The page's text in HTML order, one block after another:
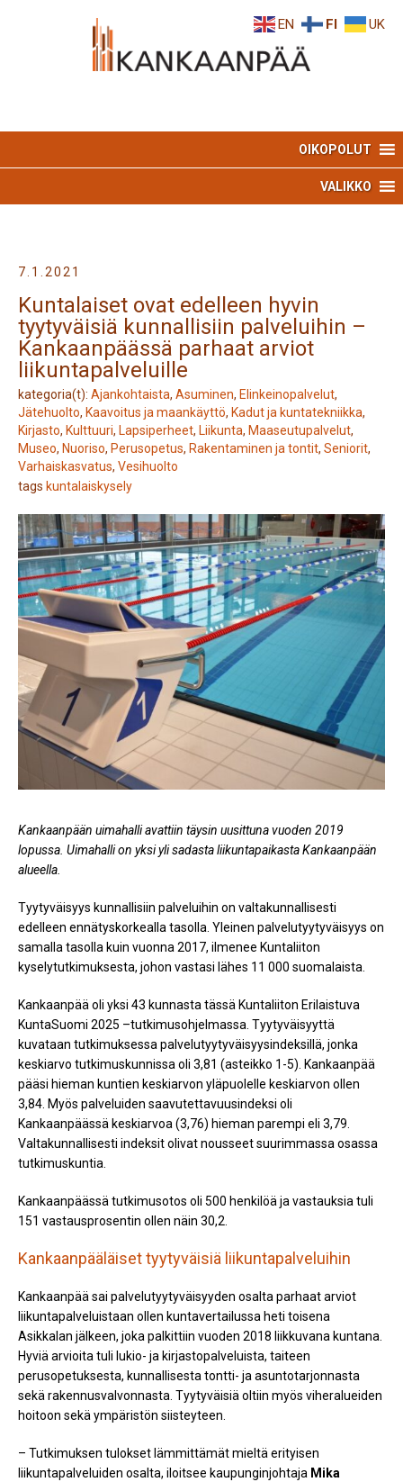
OIKOPOLUT
VALIKKO
7.1.2021
Kuntalaiset ovat edelleen hyvin
tyytyväisiä kunnallisiin palveluihin –
Kankaanpäässä parhaat arviot
liikuntapalveluille
kategoria(t): Ajankohtaista, Asuminen, Elinkeinopalvelut,
Jätehuolto, Kaavoitus ja maankäyttö, Kadut ja kuntatekniikka,
Kirjasto, Kulttuuri, Lapsiperheet, Liikunta, Maaseutupalvelut,
Museo, Nuoriso, Perusopetus, Rakentaminen ja tontit, Seniorit,
Varhaiskasvatus, Vesihuolto
tags kuntalaiskysely
Kankaanpään uimahalli avattiin täysin uusittuna vuoden 2019
lopussa. Uimahalli on yksi yli sadasta liikuntapaikasta Kankaanpään
alueella.
Tyytyväisyys kunnallisiin palveluihin on valtakunnallisesti
edelleen ennätyskorkealla tasolla. Yleinen palvelutyytyväisyys on
samalla tasolla kuin vuonna 2017, ilmenee Kuntaliiton
kyselytutkimuksesta, johon vastasi lähes 11 000 suomalaista.
Kankaanpää oli yksi 43 kunnasta tässä Kuntaliiton Erilaistuva
KuntaSuomi 2025 –tutkimusohjelmassa. Tyytyväisyyttä
kuvataan tutkimuksessa palvelutyytyväisyysindeksillä, jonka
keskiarvo tutkimuskunnissa oli 3,81 (asteikko 1-5). Kankaanpää
pääsi hieman kuntien keskiarvon yläpuolelle keskiarvon ollen
3,84. Myös palveluiden saavutettavuusindeksi oli
Kankaanpäässä keskiarvoa (3,76) hieman parempi eli 3,79.
Valtakunnallisesti indeksit olivat nousseet suurimmassa osassa
tutkimuskuntia.
Kankaanpäässä tutkimusotos oli 500 henkilöä ja vastauksia tuli
151 vastausprosentin ollen näin 30,2.
Kankaanpääläiset tyytyväisiä liikuntapalveluihin
Kankaanpää sai palvelutyytyväisyyden osalta parhaat arviot
liikuntapalveluistaan ollen kuntavertailussa heti toisena
Asikkalan jälkeen, joka palkittiin vuoden 2018 liikkuvana kuntana.
Hyviä arvioita tuli lukio- ja kirjastopalveluista, taiteen
perusopetuksesta, kunnallisesta tontti- ja asuntotarjonnasta
sekä rakennusvalvonnasta. Tyytyväisiä oltiin myös viheralueiden
hoitoon sekä ympäristön siisteyteen.
– Tutkimuksen tulokset lämmittämät mieltä erityisen
liikuntapalveluiden osalta, iloitsee kaupunginjohtaja Mika
EN FI UK